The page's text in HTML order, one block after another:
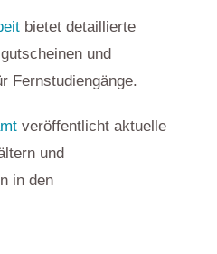
bietet detaillierte
und
Fernstudiengänge.
veröffentlicht aktuelle
und
in den